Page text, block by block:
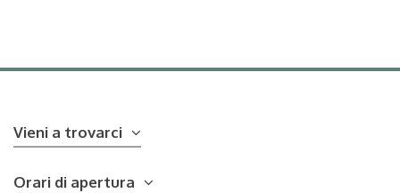
Vieni a trovarci
Orari di apertura